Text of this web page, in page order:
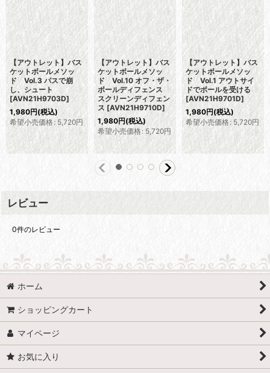
【アウトレット】バス
ケットボールメソッ
ド Vol.3 パスで崩
し、シュート
[AVN21H9703D]
1,980円(税込)
希望小売価格: 5,720円
【アウトレット】バス
ケットボールメソッ
ド Vol.10 オフ・ザ・
ボールディフェンス
スクリーンディフェン
ス [AVN21H9710D]
1,980円(税込)
希望小売価格: 5,720円
【アウトレット】バス
ケットボールメソッ
ド Vol.1 アウトサイ
ドでボールを受ける
[AVN21H9701D]
1,980円(税込)
希望小売価格: 5,720円
レビュー
0件のレビュー
ホーム
ショッピングカート
マイページ
お気に入り